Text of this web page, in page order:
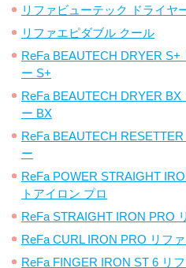
リファビューテック ドライヤ
リファエピダブル クール
ReFa BEAUTECH DRYER
ー S+
ReFa BEAUTECH DRYER
ー BX
ReFa BEAUTECH
ー
ReFa POWER STRAIGHT
トアイロン プロ
ReFa STRAIGHT IRON PRO
ReFa CURL IRON PRO リフ
ReFa FINGER IRON ST 6 リ